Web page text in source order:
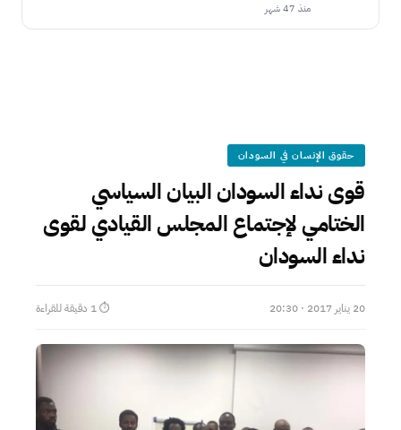
منذ 47 شهر
حقوق الإنسان في السودان
قوى نداء السودان البيان السياسي
الختامي لإجتماع المجلس القيادي لقوى
نداء السودان
20 يناير 2017 · 20:30 ⏱ 1 دقيقة للقراءة